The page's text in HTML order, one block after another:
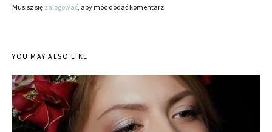
Musisz się zalogować , aby móc dodać komentarz.
YOU MAY ALSO LIKE